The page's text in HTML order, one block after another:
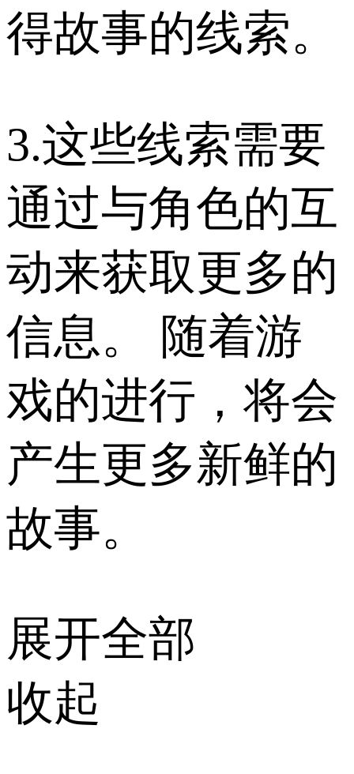
得故事的线索。
3.这些线索需要
通过与角色的互
动来获取更多的
信息。 随着游
戏的进行，将会
产生更多新鲜的
故事。
展开全部
收起